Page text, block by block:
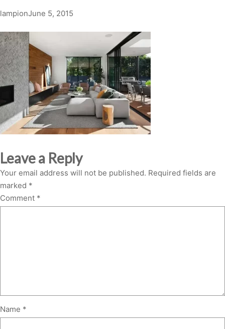
lampionJune 5, 2015
Leave a Reply
Your email address will not be published. Required fields are
marked *
Comment *
Name *